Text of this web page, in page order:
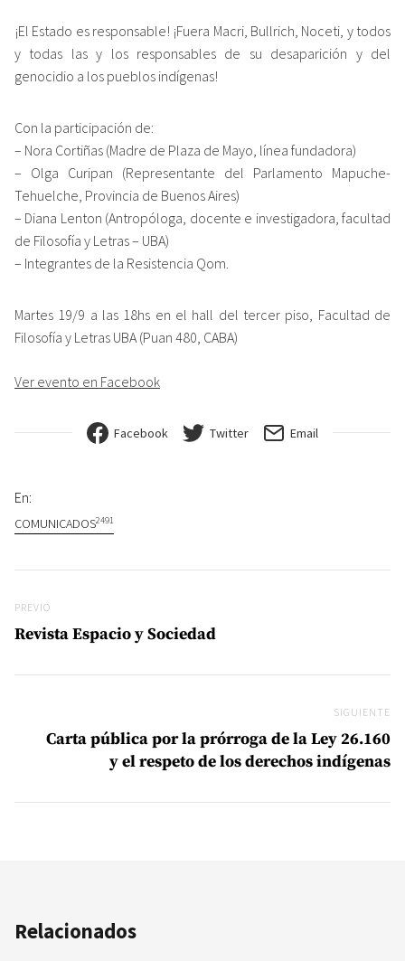
¡El Estado es responsable! ¡Fuera Macri, Bullrich, Noceti, y todos
y todas las y los responsables de su desaparición y del
genocidio a los pueblos indígenas!
Con la participación de:
– Nora Cortiñas (Madre de Plaza de Mayo, línea fundadora)
– Olga Curipan (Representante del Parlamento Mapuche-
Tehuelche, Provincia de Buenos Aires)
– Diana Lenton (Antropóloga, docente e investigadora, facultad
de Filosofía y Letras – UBA)
– Integrantes de la Resistencia Qom.
Martes 19/9 a las 18hs en el hall del tercer piso, Facultad de
Filosofía y Letras UBA (Puan 480, CABA)
Ver evento en Facebook
Facebook Twitter Email
En:
COMUNICADOS2491
Previo
PREVIO
Revista Espacio y Sociedad
SIGUIENTE
Carta pública por la prórroga de la Ley 26.160
y el respeto de los derechos indígenas
Relacionados